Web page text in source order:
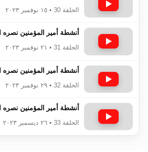
الحلقة 30 • ١٥ نوفمبر ٢٠٢٣
أنشطة أمير المؤمنين نصره الله
الحلقة 31 • ٢١ نوفمبر ٢٠٢٣
أنشطة أمير المؤمنين نصره الله
الحلقة 32 • ٢٩ نوفمبر ٢٠٢٣
أنشطة أمير المؤمنين نصره الله
الحلقة 33 • ٢٦ ديسمبر ٢٠٢٣